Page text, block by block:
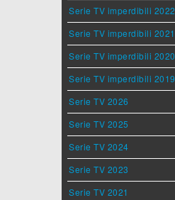
Serie TV imperdibili 2022
Serie TV imperdibili 2021
Serie TV imperdibili 2020
Serie TV imperdibili 2019
Serie TV 2026
Serie TV 2025
Serie TV 2024
Serie TV 2023
Serie TV 2021